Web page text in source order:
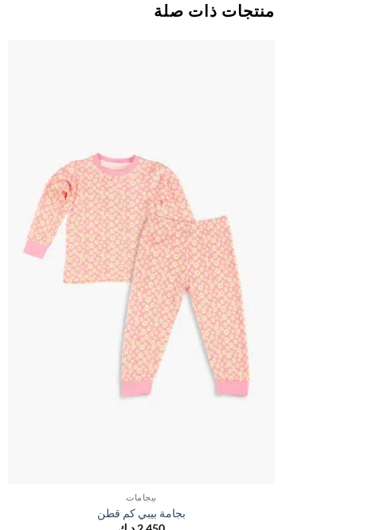
منتجات ذات صلة
بيجامات
بجامة بيبي كم قطن